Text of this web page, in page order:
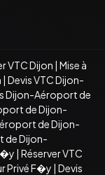
VTC Dijon | Mise à
| Devis VTC Dijon-
Dijon-Aéroport de
de Dijon-
de Dijon-
de Dijon-
| Réserver VTC
Privé F�y | Devis